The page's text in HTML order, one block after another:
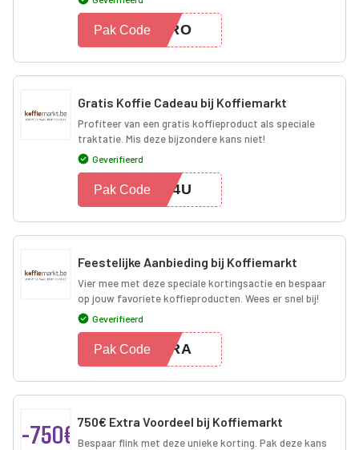
EURO
Pak Code
Gratis Koffie Cadeau bij Koffiemarkt
Profiteer van een gratis koffieproduct als speciale
traktatie. Mis deze bijzondere kans niet!
Geverifieerd
EE4U
Pak Code
Feestelijke Aanbieding bij Koffiemarkt
Vier mee met deze speciale kortingsactie en bespaar
op jouw favoriete koffieproducten. Wees er snel bij!
Geverifieerd
OERA
Pak Code
-750€ 750€ Extra Voordeel bij Koffiemarkt
Bespaar flink met deze unieke korting. Pak deze kans